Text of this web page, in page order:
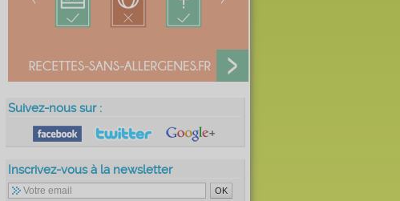
Suivez-nous sur :
Inscrivez-vous à la newsletter